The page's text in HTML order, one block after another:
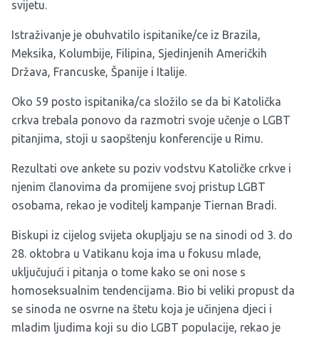
svijetu.
Istraživanje je obuhvatilo ispitanike/ce iz Brazila,
Meksika, Kolumbije, Filipina, Sjedinjenih Američkih
Država, Francuske, Španije i Italije.
Oko 59 posto ispitanika/ca složilo se da bi Katolička
crkva trebala ponovo da razmotri svoje učenje o LGBT
pitanjima, stoji u saopštenju konferencije u Rimu.
Rezultati ove ankete su poziv vodstvu Katoličke crkve i
njenim članovima da promijene svoj pristup LGBT
osobama, rekao je voditelj kampanje Tiernan Bradi.
Biskupi iz cijelog svijeta okupljaju se na sinodi od 3. do
28. oktobra u Vatikanu koja ima u fokusu mlade,
uključujući i pitanja o tome kako se oni nose s
homoseksualnim tendencijama. Bio bi veliki propust da
se sinoda ne osvrne na štetu koja je učinjena djeci i
mladim ljudima koji su dio LGBT populacije, rekao je